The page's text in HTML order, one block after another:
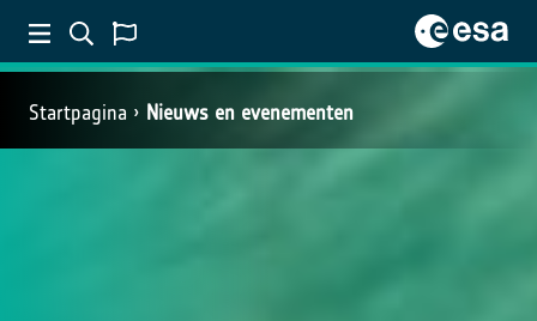
Startpagina Nieuws en evenementen